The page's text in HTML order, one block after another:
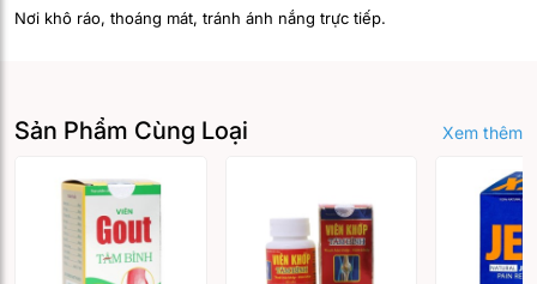
Nơi khô ráo, thoáng mát, tránh ánh nắng trực tiếp.
Sản Phẩm Cùng Loại Xem thêm